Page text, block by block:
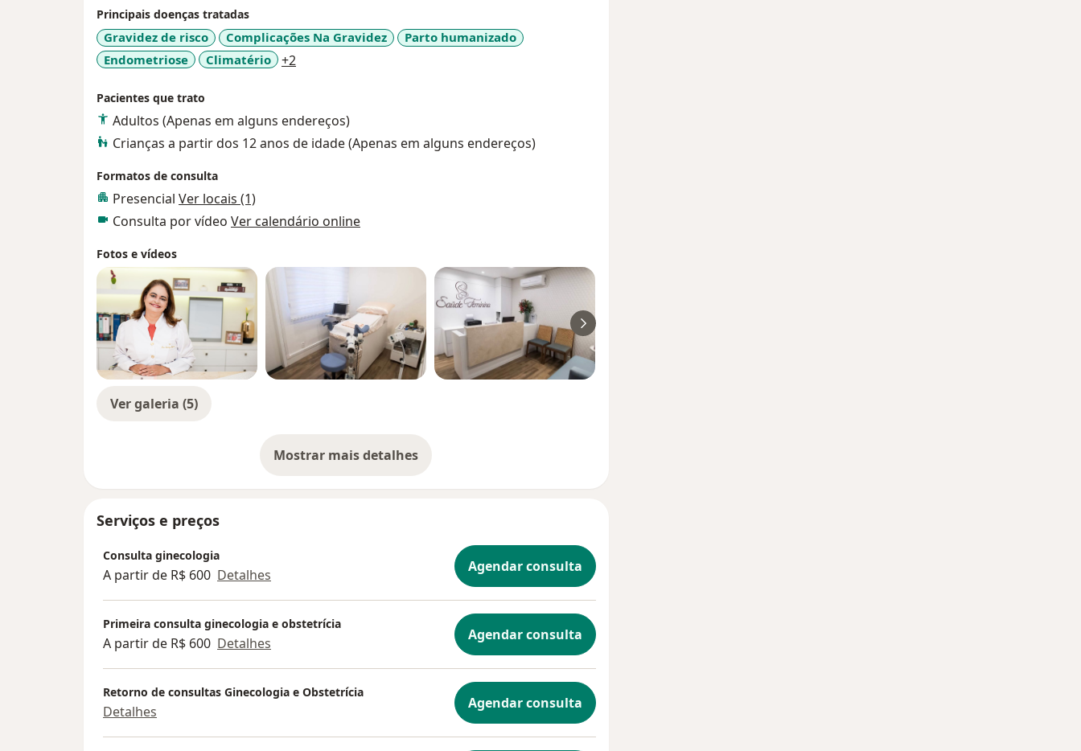
Faço imagem da mulher: Mamografia, Densitometria e Ultrassom geral e
Obstétrico na Feminimagem.
Seja muito bem-vinda!
Principais doenças tratadas
Gravidez de risco Complicações Na Gravidez
Parto humanizado
Endometriose
Climatério +2a11y_sr_more_diseases
Pacientes que trato
Adultos (Apenas em alguns endereços)
Crianças a partir dos 12 anos de idade (Apenas em alguns endereços)
Formatos de consulta
Presencial Ver locais (1)
Consulta por vídeo Ver calendário online
Fotos e vídeos
Ver galeria (5)
Mostrar mais detalhes
sobre a experiência
Serviços e preços
Consulta ginecologia
A partir de R$ 600 Detalhes Agendar consulta
Primeira consulta ginecologia e obstetrícia
A partir de R$ 600 Detalhes Agendar consulta
Retorno de consultas Ginecologia e Obstetrícia
Detalhes Agendar consulta